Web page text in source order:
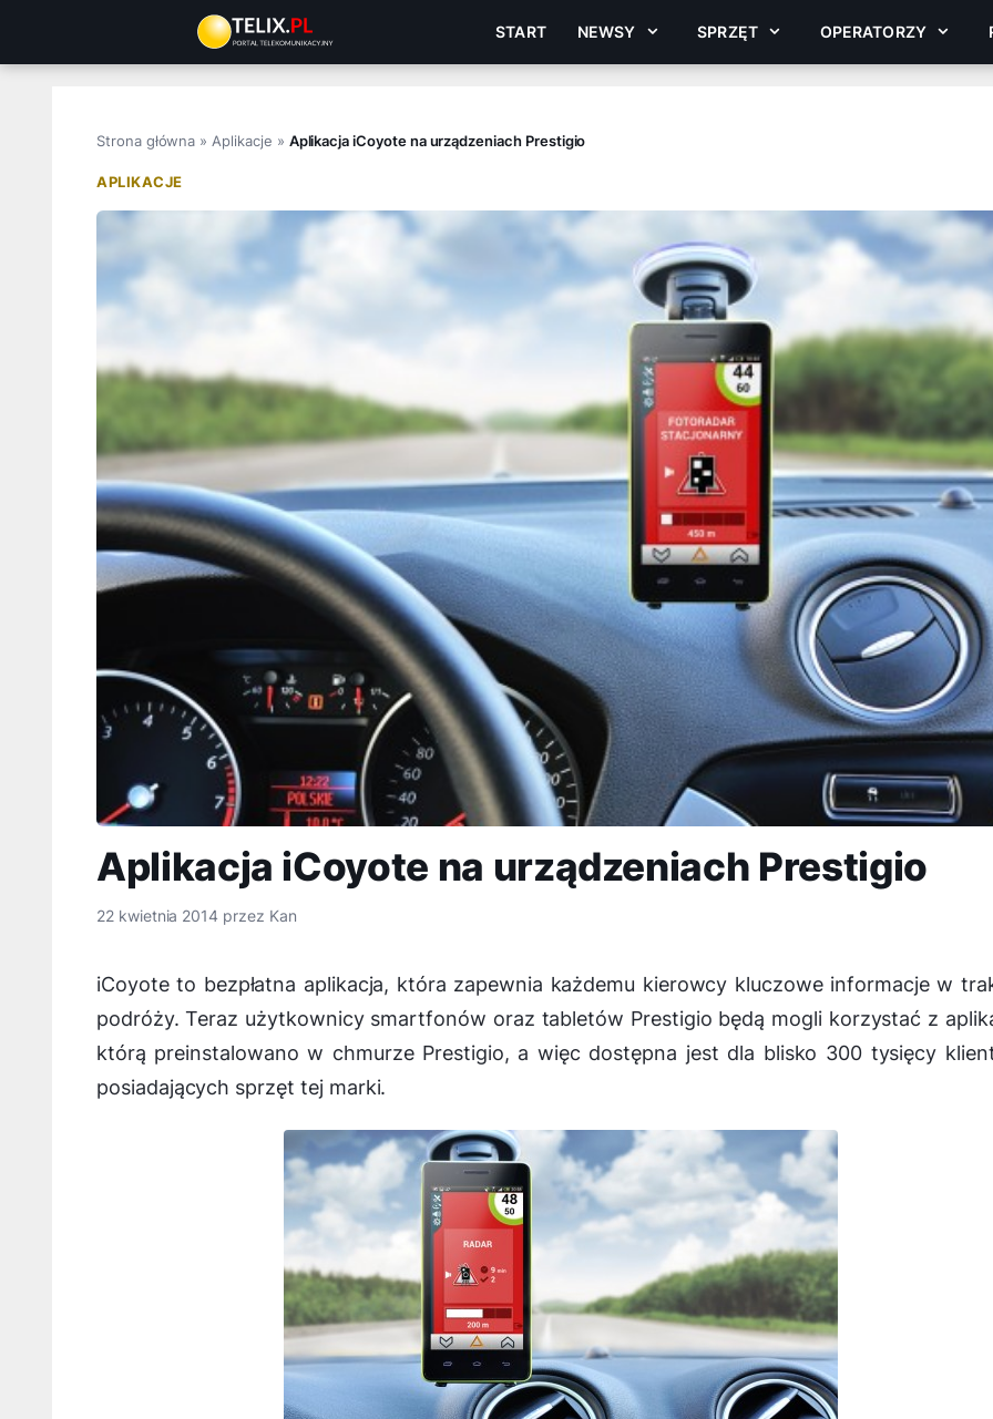
treści
START NEWSY SPRZĘT OPERATORZY
Strona główna » Aplikacje » Aplikacja iCoyote na urządzeniach Prestigio
APLIKACJE
Aplikacja iCoyote na urządzeniach Prestigio
22 kwietnia 2014 przez Kan
iCoyote to bezpłatna aplikacja, która zapewnia każdemu kierowcy kluczowe informacje w
podróży. Teraz użytkownicy smartfonów oraz tabletów Prestigio będą mogli korzystać z
którą preinstalowano w chmurze Prestigio, a więc dostępna jest dla blisko 300 tysięcy
posiadających sprzęt tej marki.